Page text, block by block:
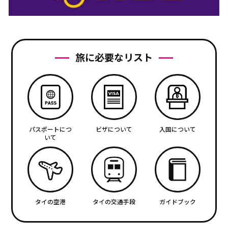
旅に必要なリスト
パスポートにつ
いて
ビザについて 入国について
タイの空港 タイの交通手段 ガイドブック